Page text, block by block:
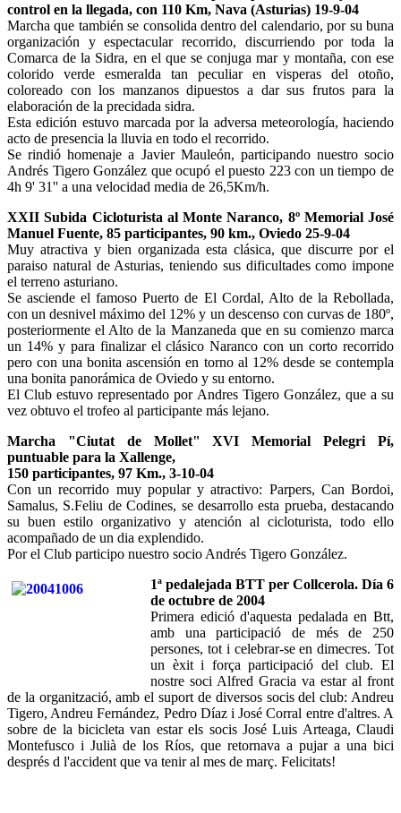
control en la llegada, con 110 Km, Nava (Asturias) 19-9-04
Marcha que también se consolida dentro del calendario, por su buna
organización y espectacular recorrido, discurriendo por toda la
Comarca de la Sidra, en el que se conjuga mar y montaña, con ese
colorido verde esmeralda tan peculiar en visperas del otoño,
coloreado con los manzanos dipuestos a dar sus frutos para la
elaboración de la precidada sidra.
Esta edición estuvo marcada por la adversa meteorología, haciendo
acto de presencia la lluvia en todo el recorrido.
Se rindió homenaje a Javier Mauleón, participando nuestro socio
Andrés Tigero González que ocupó el puesto 223 con un tiempo de
4h 9' 31'' a una velocidad media de 26,5Km/h.
XXII Subida Cicloturista al Monte Naranco, 8º Memorial José
Manuel Fuente, 85 participantes, 90 km., Oviedo 25-9-04
Muy atractiva y bien organizada esta clásica, que discurre por el
paraiso natural de Asturias, teniendo sus dificultades como impone
el terreno asturiano.
Se asciende el famoso Puerto de El Cordal, Alto de la Rebollada,
con un desnivel máximo del 12% y un descenso con curvas de 180º,
posteriormente el Alto de la Manzaneda que en su comienzo marca
un 14% y para finalizar el clásico Naranco con un corto recorrido
pero con una bonita ascensión en torno al 12% desde se contempla
una bonita panorámica de Oviedo y su entorno.
El Club estuvo representado por Andres Tigero González, que a su
vez obtuvo el trofeo al participante más lejano.
Marcha "Ciutat de Mollet" XVI Memorial Pelegri Pí,
puntuable para la Xallenge,
150 participantes, 97 Km., 3-10-04
Con un recorrido muy popular y atractivo: Parpers, Can Bordoi,
Samalus, S.Feliu de Codines, se desarrollo esta prueba, destacando
su buen estilo organizativo y atención al cicloturista, todo ello
acompañado de un dia explendido.
Por el Club participo nuestro socio Andrés Tigero González.
1ª pedalejada BTT per Collcerola. Día 6
de octubre de 2004
Primera edició d'aquesta pedalada en Btt,
amb una participació de més de 250
persones, tot i celebrar-se en dimecres. Tot
un èxit i força participació del club. El
nostre soci Alfred Gracia va estar al front
de la organització, amb el suport de diversos socis del club: Andreu
Tigero, Andreu Fernández, Pedro Díaz i José Corral entre d'altres. A
sobre de la bicicleta van estar els socis José Luis Arteaga, Claudi
Montefusco i Julià de los Ríos, que retornava a pujar a una bici
després d l'accident que va tenir al mes de març. Felicitats!